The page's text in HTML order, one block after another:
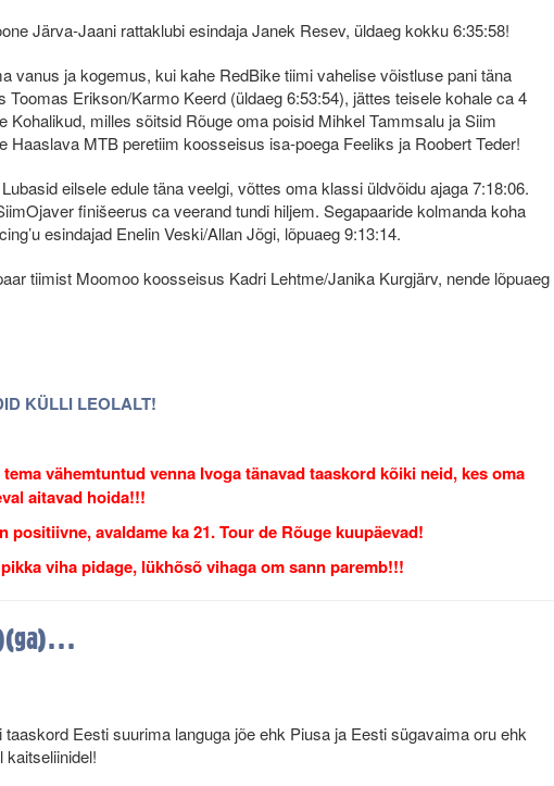
Järva-Jaani rattaklubi esindaja Janek Resev, üldaeg kokku 6:35:58!
vanus ja kogemus, kui kahe RedBike tiimi vahelise võistluse pani täna
Toomas Erikson/Karmo Keerd (üldaeg 6:53:54), jättes teisele kohale ca 4
Kohalikud, milles sõitsid Rõuge oma poisid Mihkel Tammsalu ja Siim
Haaslava MTB peretiim koosseisus isa-poega Feeliks ja Roobert Teder!
eilsele edule täna veelgi, võttes oma klassi üldvõidu ajaga 7:18:06.
finišeerus ca veerand tundi hiljem. Segapaaride kolmanda koha
esindajad Enelin Veski/Allan Jõgi, lõpuaeg 9:13:14.
tiimist Moomoo koosseisus Kadri Lehtme/Janika Kurgjärv, nende lõpuaeg
KÜLLI LEOLALT!
vähemtuntud venna Ivoga tänavad taaskord kõiki neid, kes oma
aitavad hoida!!!
positiivne, avaldame ka 21. Tour de Rõuge kuupäevad!
viha pidage, lükhõsõ vihaga om sann paremb!!!
Eesti suurima languga jõe ehk Piusa ja Eesti sügavaima oru ehk
kaitseliinidel!